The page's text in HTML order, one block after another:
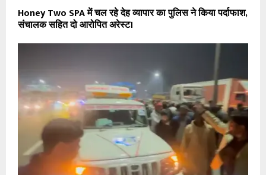
Honey Two SPA में चल रहे देह व्यापार का पुलिस ने किया पर्दाफाश,
संचालक सहित दो आरोपित अरेस्ट।